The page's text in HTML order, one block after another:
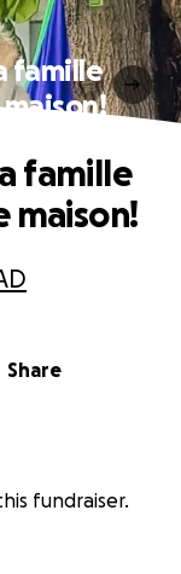
famille
Share
famille
maison!
fundraiser.